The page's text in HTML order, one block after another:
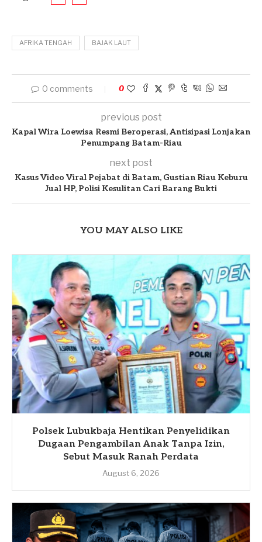
AFRIKA TENGAH BAJAK LAUT
0 comments 0
previous post
Kapal Wira Loewisa Resmi Beroperasi, Antisipasi Lonjakan
Penumpang Batam-Riau
next post
Kasus Video Viral Pejabat di Batam, Gustian Riau Keburu
Jual HP, Polisi Kesulitan Cari Barang Bukti
YOU MAY ALSO LIKE
Polsek Lubukbaja Hentikan Penyelidikan
Dugaan Pengambilan Anak Tanpa Izin,
Sebut Masuk Ranah Perdata
August 6, 2026